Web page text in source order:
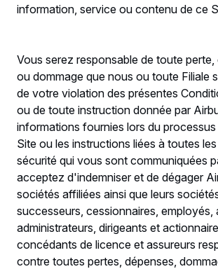
information, service ou contenu de ce
Vous serez responsable de toute
ou dommage que nous ou toute Filiale
de votre violation des présentes
ou de toute instruction donnée par
informations fournies lors du
Site ou les instructions liées à toutes
sécurité qui vous sont communiquées
acceptez d'indemniser et de dégager
sociétés affiliées ainsi que leurs
successeurs, cessionnaires, employés,
administrateurs, dirigeants et
concédants de licence et assureurs
contre toutes pertes, dépenses,